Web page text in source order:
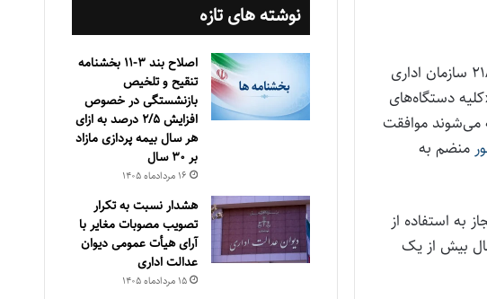
پیرو بخشنامه شماره ۱۱/۷۱۰ مورخ ۱۷/۶/۱۳۹۴ به آگاهی می‌رساند؛ بر اساس نامه شماره ۱۵۶۵۱۳۳ مورخ ۲۱/۹/۱۳۹۶ سازمان اداری
دستگاه‌های
می‌شوند موافقت
منضم به
به استفاده از
بیش از یک
نوشته های تازه
اصلاح بند ۳‏-۱۱ بخشنامه
تنقیح و تلخیص
بازنشستگی در خصوص
افزایش ۵‏‏‏‏‏‏‏‏‏/۲ درصد به ازای
هر سال بیمه پردازی مازاد
بر ۳۰‏ سال
۱۶ مرداد‌ماه ۱۴۰۵
هشدار نسبت به تکرار
تصویب مصوبات مغایر با
آرای هیأت عمومی دیوان
عدالت اداری
۱۵ مرداد‌ماه ۱۴۰۵